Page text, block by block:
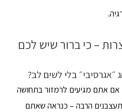
– כי ברור שיש לכם
״אגרסיבי״ בלי לשים לב?
אתם מגיעים לרמזור בתחושה
הרבה – כנראה שאתם